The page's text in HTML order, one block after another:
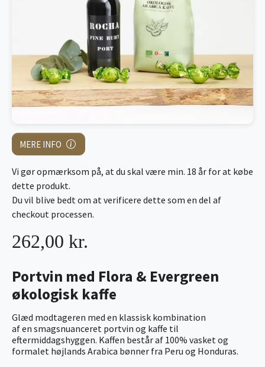
MERE INFO
Portvin med Flora & Evergreen
økologisk kaffe
Glæd modtageren med en klassisk kombination
af en smagsnuanceret portvin og kaffe til
eftermiddagshyggen. Kaffen består af 100% vasket og
formalet højlands Arabica bønner fra Peru og Honduras.
262,00 kr.
Vi gør opmærksom på, at du skal være min. 18 år for at købe
dette produkt.
Du vil blive bedt om at verificere dette som en del af
checkout processen.